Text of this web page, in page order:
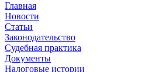
Главная
Новости
Cтатьи
Законодательство
Судебная практика
Документы
Налоговые истории